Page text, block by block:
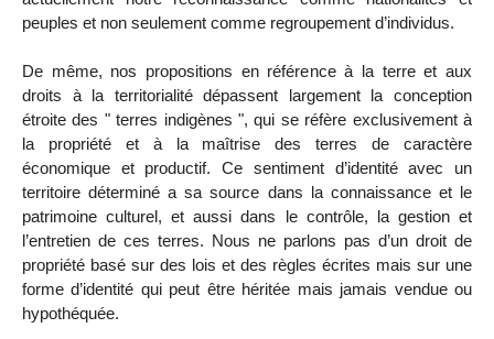
peuples et non seulement comme regroupement d’individus.
De même, nos propositions en référence à la terre et aux
droits à la territorialité dépassent largement la conception
étroite des " terres indigènes ", qui se réfère exclusivement à
la propriété et à la maîtrise des terres de caractère
économique et productif. Ce sentiment d’identité avec un
territoire déterminé a sa source dans la connaissance et le
patrimoine culturel, et aussi dans le contrôle, la gestion et
l’entretien de ces terres. Nous ne parlons pas d’un droit de
propriété basé sur des lois et des règles écrites mais sur une
forme d’identité qui peut être héritée mais jamais vendue ou
hypothéquée.